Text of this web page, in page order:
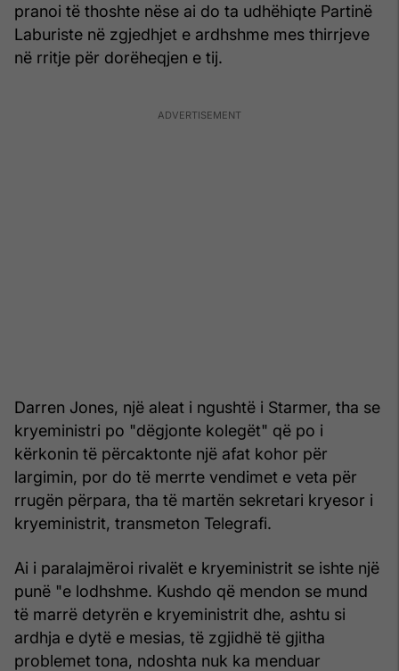
pranoi të thoshte nëse ai do ta udhëhiqte Partinë
Laburiste në zgjedhjet e ardhshme mes thirrjeve
në rritje për dorëheqjen e tij.
Darren Jones, një aleat i ngushtë i Starmer, tha se
kryeministri po "dëgjonte kolegët" që po i
kërkonin të përcaktonte një afat kohor për
largimin, por do të merrte vendimet e veta për
rrugën përpara, tha të martën sekretari kryesor i
kryeministrit, transmeton Telegrafi.
Ai i paralajmëroi rivalët e kryeministrit se ishte një
punë "e lodhshme. Kushdo që mendon se mund
të marrë detyrën e kryeministrit dhe, ashtu si
ardhja e dytë e mesias, të zgjidhë të gjitha
problemet tona, ndoshta nuk ka menduar